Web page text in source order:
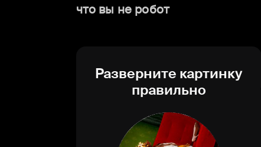
что вы не робот
Разверните картинку
правильно